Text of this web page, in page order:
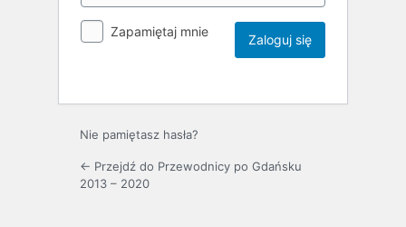
Zapamiętaj mnie
Nie pamiętasz hasła?
← Przejdź do Przewodnicy po Gdańsku
2013 – 2020